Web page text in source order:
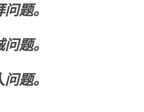
题。
题。
题。